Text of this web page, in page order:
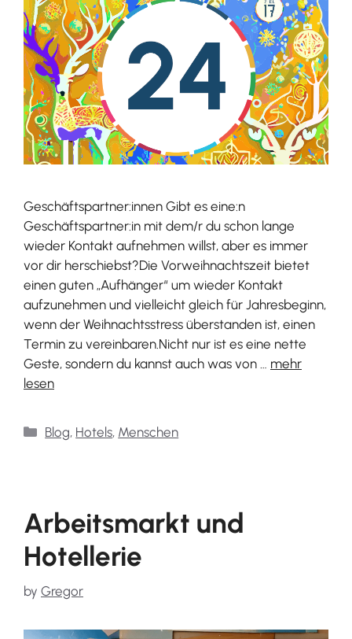
Geschäftspartner:innen Gibt es eine:n
Geschäftspartner:in mit dem/r du schon lange
wieder Kontakt aufnehmen willst, aber es immer
vor dir herschiebst?Die Vorweihnachtszeit bietet
einen guten „Aufhänger“ um wieder Kontakt
aufzunehmen und vielleicht gleich für Jahresbeginn,
wenn der Weihnachtsstress überstanden ist, einen
Termin zu vereinbaren.Nicht nur ist es eine nette
Geste, sondern du kannst auch was von … mehr
lesen
Categories
Blog, Hotels, Menschen
Arbeitsmarkt und
Hotellerie
by Gregor